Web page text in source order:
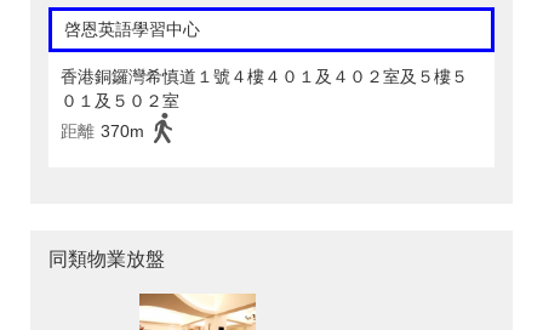
啓恩英語學習中心
香港銅鑼灣希慎道１號４樓４０１及４０２室及５樓５
０１及５０２室
距離 370m
同類物業放盤